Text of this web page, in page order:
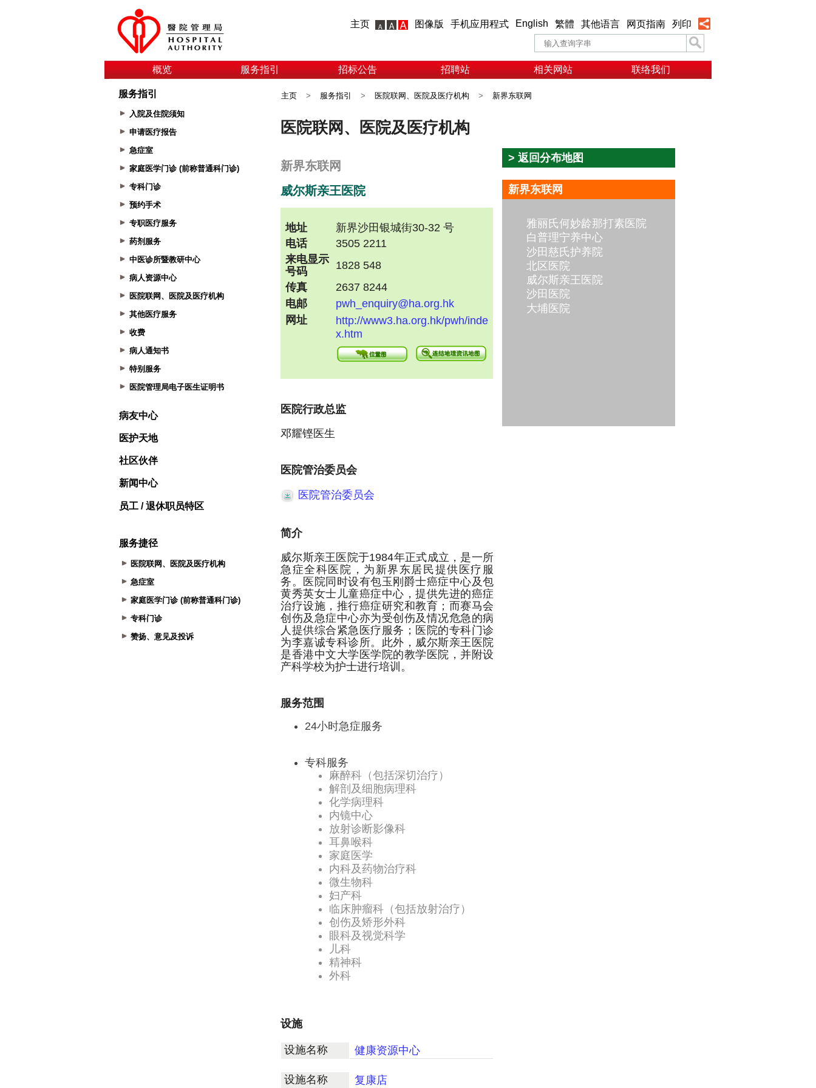
主页 图像版 手机应用程式 English 繁體 其他语言 网页指南 列印
概览 服务指引 招标公告 招聘站 相关网站 联络我们
服务指引
入院及住院须知
申请医疗报告
急症室
家庭医学门诊 (前称普通科门诊)
专科门诊
预约手术
专职医疗服务
药剂服务
中医诊所暨教研中心
病人资源中心
医院联网、医院及医疗机构
其他医疗服务
收费
病人通知书
特别服务
医院管理局电子医生证明书
病友中心
医护天地
社区伙伴
新闻中心
员工 / 退休职员特区
服务捷径
医院联网、医院及医疗机构
急症室
家庭医学门诊 (前称普通科门诊)
专科门诊
赞扬、意见及投诉
主页 > 服务指引 > 医院联网、医院及医疗机构 > 新界东联网